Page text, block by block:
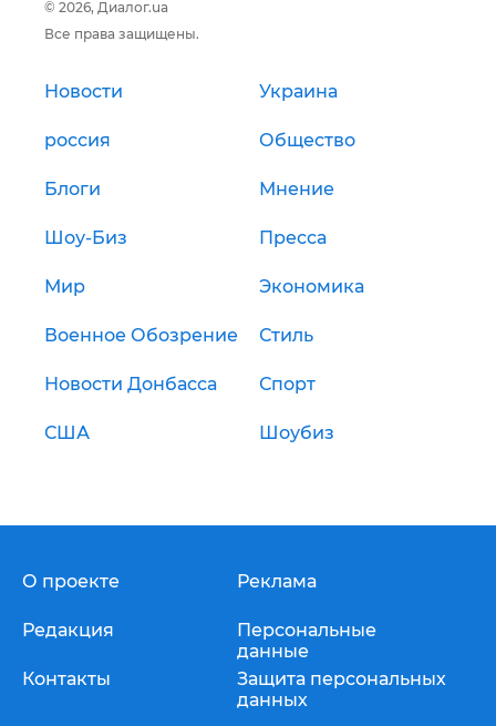
© 2026, Диалог.ua
Все права защищены.
Новости Украина
россия Общество
Блоги Мнение
Шоу-Биз Пресса
Мир Экономика
Военное Обозрение Стиль
Новости Донбасса Спорт
США Шоубиз
О проекте
Редакция
Контакты
Реклама
Персональные
данные
Защита персональных
данных